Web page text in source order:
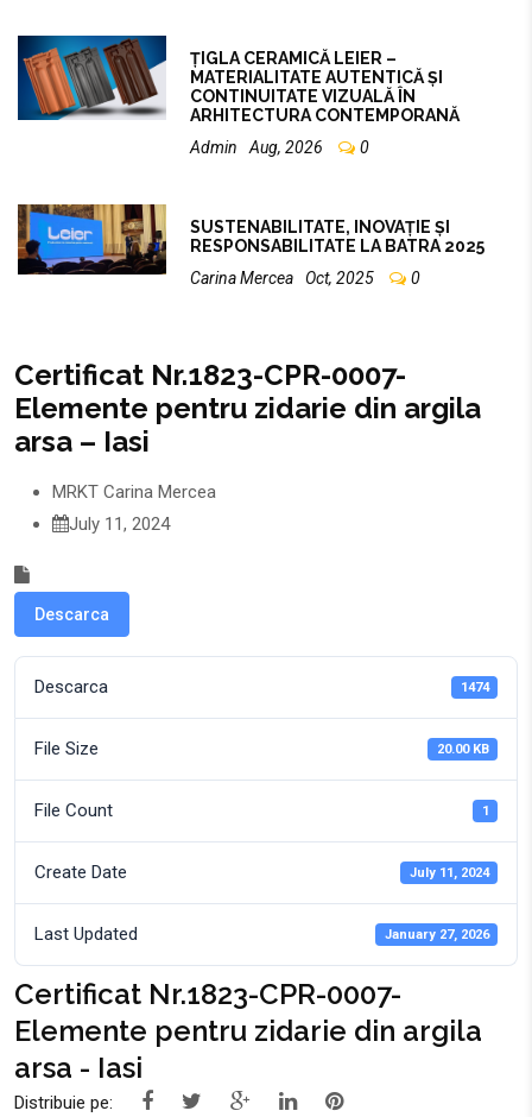
ȚIGLA CERAMICĂ LEIER –
MATERIALITATE AUTENTICĂ ȘI
CONTINUITATE VIZUALĂ ÎN
ARHITECTURA CONTEMPORANĂ
Admin
Aug, 2026 0
SUSTENABILITATE, INOVAȚIE ȘI
RESPONSABILITATE LA BATRA 2025
Carina Mercea
Oct, 2025 0
Certificat Nr.1823-CPR-0007-
Elemente pentru zidarie din argila
arsa – Iasi
MRKT Carina Mercea
July 11, 2024
Descarca
Descarca 1474
File Size 20.00 KB
File Count 1
Create Date July 11, 2024
Last Updated January 27, 2026
Certificat Nr.1823-CPR-0007-
Elemente pentru zidarie din argila
arsa - Iasi
Distribuie pe: